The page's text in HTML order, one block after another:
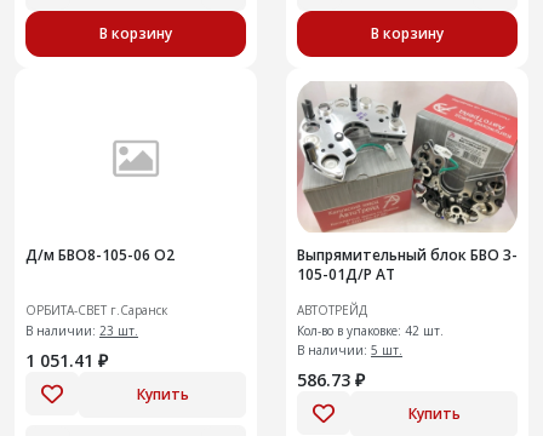
В корзину В корзину
Д/м БВО8-105-06 О2
ОРБИТА-СВЕТ г.Саранск
В наличии: 23 шт.
1 051.41 ₽
Купить
Выпрямительный блок БВО 3-
105-01Д/Р АТ
АВТОТРЕЙД
Кол-во в упаковке: 42 шт.
В наличии: 5 шт.
586.73 ₽
Купить